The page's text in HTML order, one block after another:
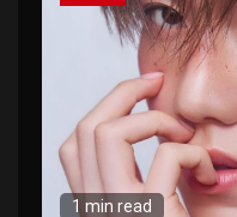
1 min read